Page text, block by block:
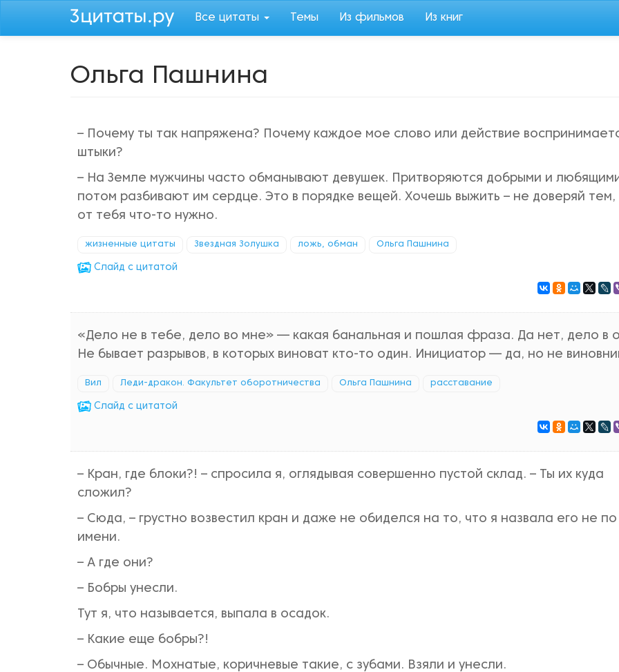
Все цитаты Темы Из фильмов Из книг
Ольга Пашнина
– Почему ты так напряжена? Почему каждое мое слово или действие
штыки?
– На Земле мужчины часто обманывают девушек. Притворяются добрыми и
потом разбивают им сердце. Это в порядке вещей. Хочешь выжить – не доверяй тем,
от тебя что-то нужно.
жизненные цитаты Звездная Золушка ложь, обман Ольга Пашнина
Cлайд с цитатой
«Дело не в тебе, дело во мне» — какая банальная и пошлая фраза. Да нет, дело в
Не бывает разрывов, в которых виноват кто-то один. Инициатор — да, но не
Вил Леди-дракон. Факультет оборотничества Ольга Пашнина расставание
Cлайд с цитатой
– Кран, где блоки?! – спросила я, оглядывая совершенно пустой склад. – Ты их куда
сложил?
– Сюда, – грустно возвестил кран и даже не обиделся на то, что я назвала его не по
имени.
– А где они?
– Бобры унесли.
Тут я, что называется, выпала в осадок.
– Какие еще бобры?!
– Обычные. Мохнатые, коричневые такие, с зубами. Взяли и унесли.